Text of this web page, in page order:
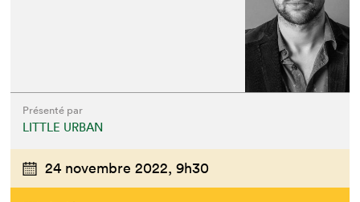
Présenté par
LITTLE URBAN
24 novembre 2022, 9h30